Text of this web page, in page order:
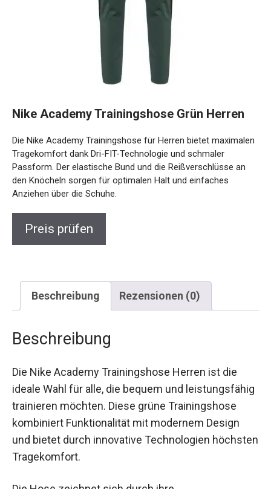
maximalen Tragekomfort dank Dri-FIT-Technologie und
schmaler Passform. Der elastische Bund und die
Reißverschlüsse an den Knöcheln sorgen für optimalen Halt
und einfaches Anziehen über die Schuhe.
Beschreibung Rezensionen (0)
Beschreibung
ideale Wahl für alle, die bequem und
leistungsfähig trainieren möchten. Diese grüne
Trainingshose kombiniert Funktionalität mit
modernem Design und bietet durch innovative
Technologien höchsten Tragekomfort.